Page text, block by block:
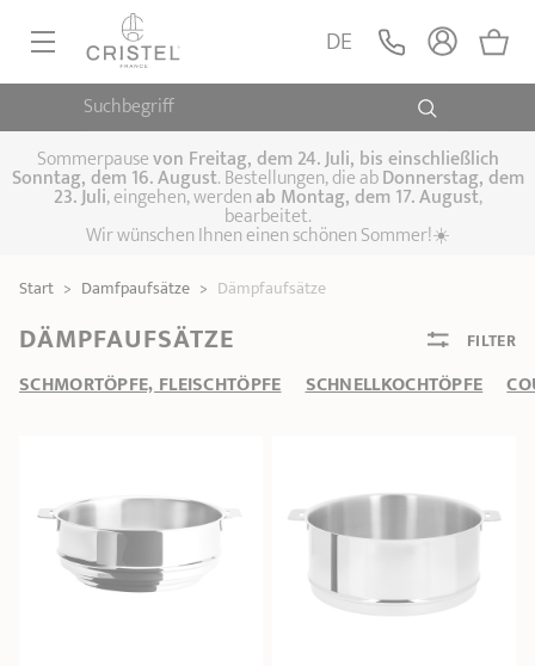
Suchbegriff
DE
PRODUKTBERATER
REZEPTE UND TIPPS
PFANNEN, SAUTEUSEN
Pfannen Sauteusen Crêpepfannen
KOCHTÖPFE, SCHMORTÖPFE
Kochtöpfe Schmortöpfe,
Fleischtöpfe
DAMFPAUFSÄTZE
Dämpfaufsätze Schnellkochtöpfe
KÜCHENHELFER
SPEZIELLE KÜCHENUTENSILIEN
Ofenform - Bräter Wasserbadeinsätze
KAFFEE UND TEE
ZUBEHÖR, PFLEGE
Deckel Stiel- und
Seitengriffe Praktische Küche
Unsere Auswahl
Sommerpausevon Freitag, dem 24. Juli, bis einschließlich
Sonntag, dem 16. August. Bestellungen, die abDonnerstag, dem
23. Juli, eingehen, werdenab Montag, dem 17. August,
bearbeitet.
Wir wünschen Ihnen einen schönen Sommer!☀️
Start > Damfpaufsätze > Dämpfaufsätze
DÄMPFAUFSÄTZE FILTER
SCHMORTÖPFE, FLEISCHTÖPFE SCHNELLKOCHTÖPFE